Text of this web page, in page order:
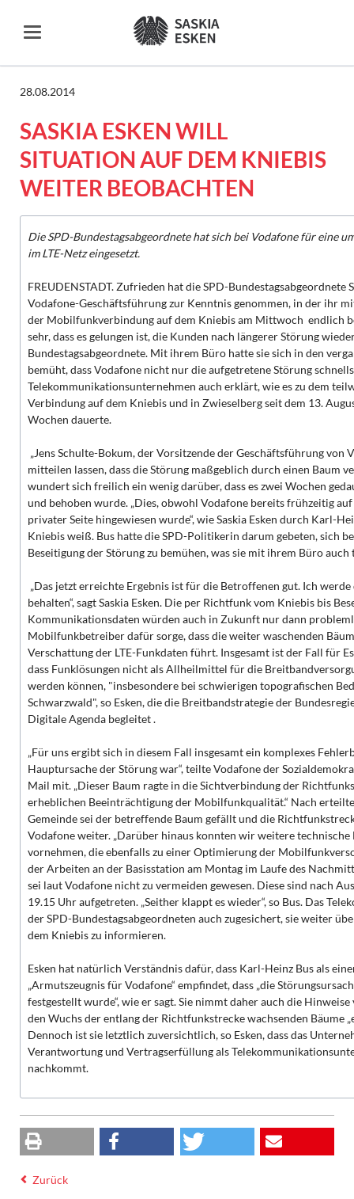
28.08.2014
SASKIA ESKEN WILL
SITUATION AUF DEM KNIEBIS
WEITER BEOBACHTEN
Die SPD-Bundestagsabgeordnete hat sich bei Vodafone für eine
im LTE-Netz eingesetzt.
FREUDENSTADT. Zufrieden hat die SPD-Bundestagsabgeordnete
Vodafone-Geschäftsführung zur Kenntnis genommen, in der ihr
der Mobilfunkverbindung auf dem Kniebis am Mittwoch endlich
sehr, dass es gelungen ist, die Kunden nach längerer Störung
Bundestagsabgeordnete. Mit ihrem Büro hatte sie sich in den
bemüht, dass Vodafone nicht nur die aufgetretene Störung
Telekommunikationsunternehmen auch erklärt, wie es zu dem
Verbindung auf dem Kniebis und in Zwieselberg seit dem 13.
Wochen dauerte.
„Jens Schulte-Bokum, der Vorsitzende der Geschäftsführung von
mitteilen lassen, dass die Störung maßgeblich durch einen Baum
wundert sich freilich ein wenig darüber, dass es zwei Wochen
und behoben wurde. „Dies, obwohl Vodafone bereits frühzeitig
privater Seite hingewiesen wurde“, wie Saskia Esken durch Karl-
Kniebis weiß. Bus hatte die SPD-Politikerin darum gebeten, sich
Beseitigung der Störung zu bemühen, was sie mit ihrem Büro auch
„Das jetzt erreichte Ergebnis ist für die Betroffenen gut. Ich
behalten“, sagt Saskia Esken. Die per Richtfunk vom Kniebis bis
Kommunikationsdaten würden auch in Zukunft nur dann
Mobilfunkbetreiber dafür sorge, dass die weiter waschenden
Verschattung der LTE-Funkdaten führt. Insgesamt ist der Fall für
dass Funklösungen nicht als Allheilmittel für die
werden können, "insbesondere bei schwierigen topografischen
Schwarzwald", so Esken, die die Breitbandstrategie der
Digitale Agenda begleitet .
„Für uns ergibt sich in diesem Fall insgesamt ein komplexes
Hauptursache der Störung war“, teilte Vodafone der
Mail mit. „Dieser Baum ragte in die Sichtverbindung der
erheblichen Beeinträchtigung der Mobilfunkqualität.“ Nach
Gemeinde sei der betreffende Baum gefällt und die
Vodafone weiter. „Darüber hinaus konnten wir weitere
vornehmen, die ebenfalls zu einer Optimierung der
der Arbeiten an der Basisstation am Montag im Laufe des
sei laut Vodafone nicht zu vermeiden gewesen. Diese sind nach
19.15 Uhr aufgetreten. „Seither klappt es wieder“, so Bus. Das
der SPD-Bundestagsabgeordneten auch zugesichert, sie weiter
dem Kniebis zu informieren.
Esken hat natürlich Verständnis dafür, dass Karl-Heinz Bus als
„Armutszeugnis für Vodafone“ empfindet, dass „die
festgestellt wurde“, wie er sagt. Sie nimmt daher auch die Hinweise
den Wuchs der entlang der Richtfunkstrecke wachsenden Bäume
Dennoch ist sie letztlich zuversichtlich, so Esken, dass das
Verantwortung und Vertragserfüllung als
nachkommt.
Zurück